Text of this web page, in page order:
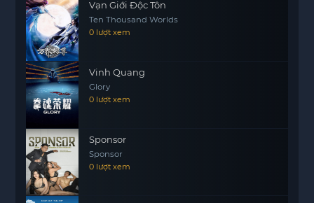
sự phát triển của các nhân vật trong hành trình
đầy cam go này. Cuộc Chiến Sinh Tử II hứa hẹn sẽ
mang đến những trải nghiệm đáng nhớ cho tất
cả fan hâm mộ của loạt phim.
Hãy chuẩn bị tinh thần cho một cuộc chiến
không thể nào quên, nơi mà mọi thứ đều có thể
nhất mới có thể vượt qua thử thách. Liệu rằng,
Johnny Cage cùng các đồng đội có thể đánh bại
Shao Kahn và mang lại hòa bình cho Địa Giới hay
không? Tất cả sẽ được giải đáp trong Cuộc Chiến
Vạn Giới Độc Tôn
Ten Thousand Worlds
0 lượt xem
Vinh Quang
Glory
0 lượt xem
Sponsor
Sponsor
0 lượt xem